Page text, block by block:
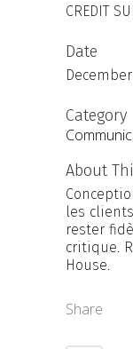
CREDIT
Date
Category
About
les
rester
critique.
House.
Share